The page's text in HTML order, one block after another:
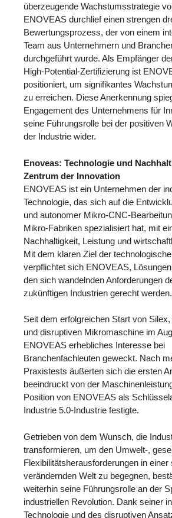
überzeugende Wachstumsstrategie
ENOVEAS durchlief einen strengen
Bewertungsprozess, der von einem
Team aus Unternehmern und
durchgeführt wurde. Als Empfänger
High-Potential-Zertifizierung ist
positioniert, um signifikantes
zu erreichen. Diese Anerkennung
Engagement des Unternehmens für
seine Führungsrolle bei der positiven
der Industrie wider.
Enoveas: Technologie und
Zentrum der Innovation
ENOVEAS ist ein Unternehmen der
Technologie, das sich auf die
und autonomer Mikro-CNC-
Mikro-Fabriken spezialisiert hat, mit
Nachhaltigkeit, Leistung und
Mit dem klaren Ziel der
verpflichtet sich ENOVEAS,
den sich wandelnden Anforderungen
zukünftigen Industrien gerecht werden.
Seit dem erfolgreichen Start von
und disruptiven Mikromaschine im
ENOVEAS erhebliches Interesse bei
Branchenfachleuten geweckt. Nach
Praxistests äußerten sich die ersten
beeindruckt von der
Position von ENOVEAS als
Industrie 5.0-Industrie festigte.
Getrieben von dem Wunsch, die
transformieren, um den Umwelt-,
Flexibilitätsherausforderungen in
verändernden Welt zu begegnen,
weiterhin seine Führungsrolle an der
industriellen Revolution. Dank seiner
Technologie und des disruptiven